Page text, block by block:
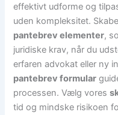
effektivt udforme og
uden kompleksitet.
pantebrev elementer,
juridiske krav, når du
erfaren advokat eller ny
pantebrev formular
processen. Vælg vores
tid og mindske risikoen